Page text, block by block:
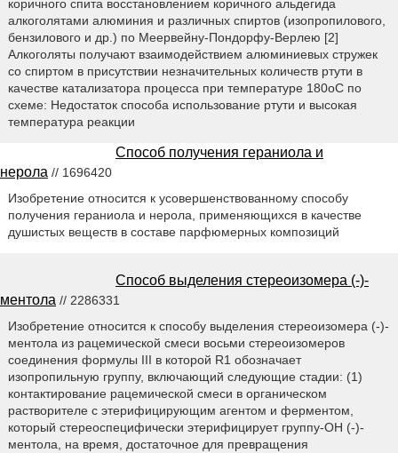
коричного спита восстановлением коричного альдегида
алкоголятами алюминия и различных спиртов (изопропилового,
бензилового и др.) по Меервейну-Пондорфу-Верлею [2]
Алкоголяты получают взаимодействием алюминиевых стружек
со спиртом в присутствии незначительных количеств ртути в
качестве катализатора процесса при температуре 180oС по
схеме: Недостаток способа использование ртути и высокая
температура реакции
Способ получения гераниола и
нерола // 1696420
Изобретение относится к усовершенствованному способу
получения гераниола и нерола, применяющихся в качестве
душистых веществ в составе парфюмерных композиций
Способ выделения стереоизомера (-)-
ментола // 2286331
Изобретение относится к способу выделения стереоизомера (-)-
ментола из рацемической смеси восьми стереоизомеров
соединения формулы III в которой R1 обозначает
изопропильную группу, включающий следующие стадии: (1)
контактирование рацемической смеси в органическом
растворителе с этерифицирующим агентом и ферментом,
который стереоспецифически этерифицирует группу-ОН (-)-
ментола, на время, достаточное для превращения